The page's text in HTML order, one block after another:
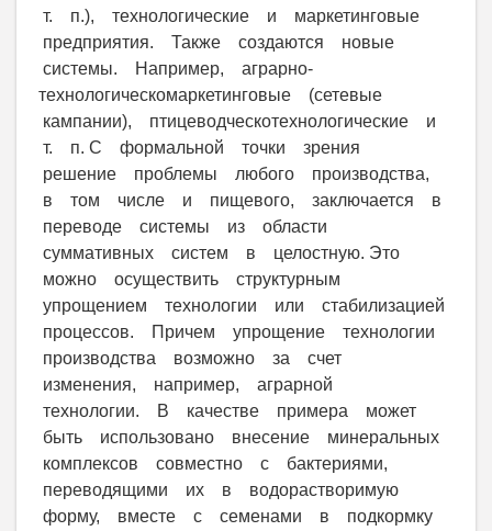
т. п.), технологические и маркетинговые
предприятия. Также создаются новые
системы. Например, аграрно-
технологическомаркетинговые (сетевые
кампании), птицеводческотехнологические и
т. п. С формальной точки зрения
решение проблемы любого производства,
в том числе и пищевого, заключается в
переводе системы из области
суммативных систем в целостную. Это
можно осуществить структурным
упрощением технологии или стабилизацией
процессов. Причем упрощение технологии
производства возможно за счет
изменения, например, аграрной
технологии. В качестве примера может
быть использовано внесение минеральных
комплексов совместно с бактериями,
переводящими их в водорастворимую
форму, вместе с семенами в подкормку